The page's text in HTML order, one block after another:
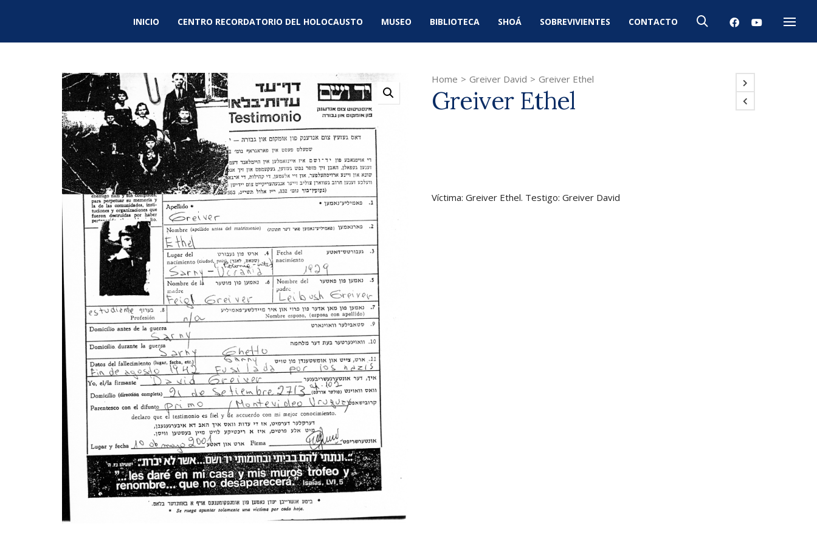
INICIO CENTRO RECORDATORIO DEL HOLOCAUSTO MUSEO BIBLIOTECA SHOÁ SOBREVIVIENTES CONTACTO
Menú
Home > Greiver David > Greiver Ethel
Greiver Ethel
Víctima: Greiver Ethel. Testigo: Greiver David